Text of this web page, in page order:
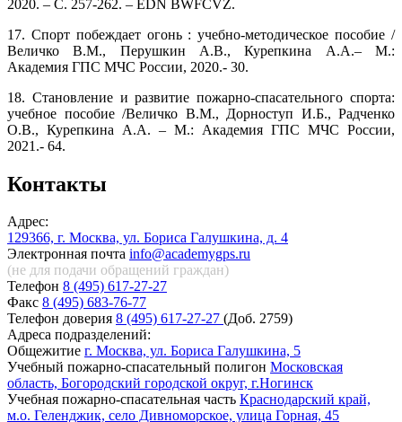
2020. – С. 257-262. – EDN BWFCVZ.
17. Спорт побеждает огонь : учебно-методическое пособие /
Величко В.М., Перушкин А.В., Курепкина А.А.– М.:
Академия ГПС МЧС России, 2020.- 30.
18. Становление и развитие пожарно-спасательного спорта:
учебное пособие /Величко В.М., Дорноступ И.Б., Радченко
О.В., Курепкина А.А. – М.: Академия ГПС МЧС России,
2021.- 64.
Контакты
Адрес:
129366, г. Москва, ул. Бориса Галушкина, д. 4
Электронная почта info@academygps.ru
(не для подачи обращений граждан)
Телефон 8 (495) 617-27-27
Факс 8 (495) 683-76-77
Телефон доверия 8 (495) 617-27-27 (Доб. 2759)
Адреса подразделений:
Общежитие г. Москва, ул. Бориса Галушкина, 5
Учебный пожарно-спасательный полигон Московская
область, Богородский городской округ, г.Ногинск
Учебная пожарно-спасательная часть Краснодарский край,
м.о. Геленджик, село Дивноморское, улица Горная, 45